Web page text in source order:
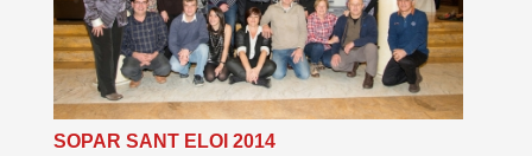
SOPAR SANT ELOI 2014